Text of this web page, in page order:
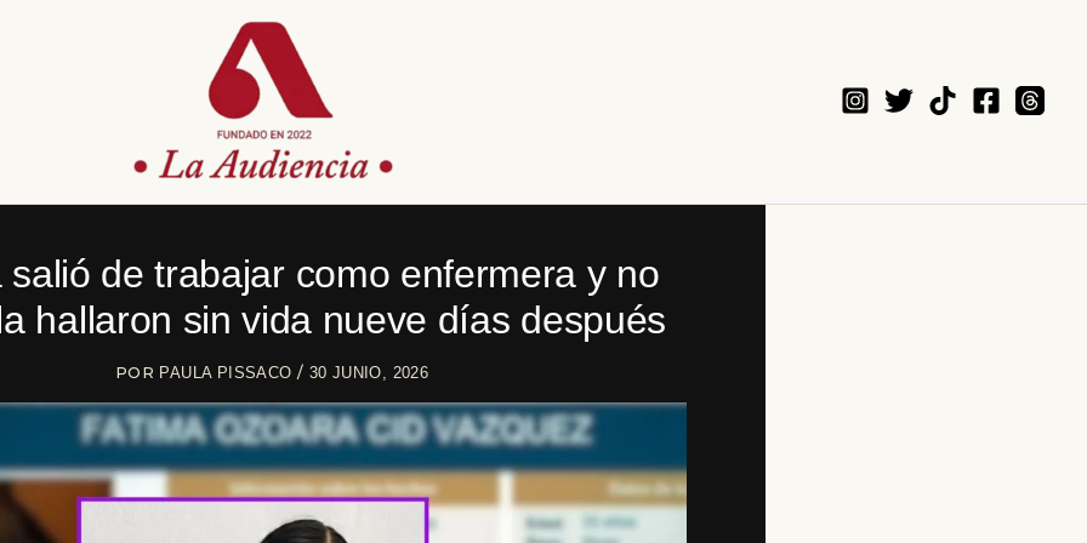
salió de trabajar como enfermera y no
hallaron sin vida nueve días después
POR PAULA PISSACO / 30 JUNIO, 2026